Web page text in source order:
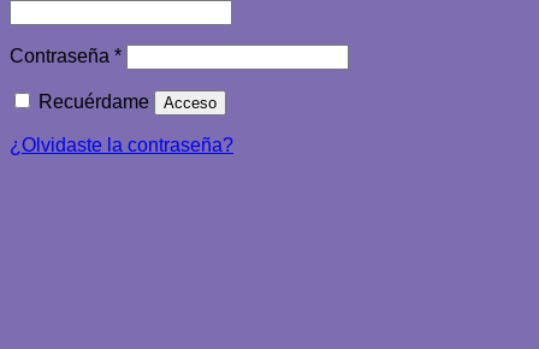
Contraseña *Obligatorio
Recuérdame Acceso
¿Olvidaste la contraseña?